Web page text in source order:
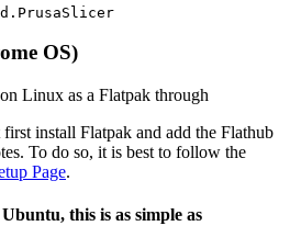
OS)
Linux as a Flatpak through
install Flatpak and add the Flathub
To do so, it is best to follow the
Page.
this is as simple as